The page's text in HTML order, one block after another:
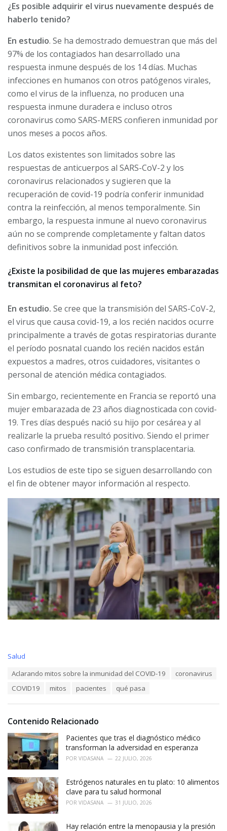
¿Es posible adquirir el virus nuevamente después de
haberlo tenido?
En estudio. Se ha demostrado demuestran que más del
97% de los contagiados han desarrollado una
respuesta inmune después de los 14 días. Muchas
infecciones en humanos con otros patógenos virales,
como el virus de la influenza, no producen una
respuesta inmune duradera e incluso otros
coronavirus como SARS-MERS confieren inmunidad por
unos meses a pocos años.
Los datos existentes son limitados sobre las
respuestas de anticuerpos al SARS-CoV-2 y los
coronavirus relacionados y sugieren que la
recuperación de covid-19 podría conferir inmunidad
contra la reinfección, al menos temporalmente. Sin
embargo, la respuesta inmune al nuevo coronavirus
aún no se comprende completamente y faltan datos
definitivos sobre la inmunidad post infección.
¿Existe la posibilidad de que las mujeres embarazadas
transmitan el coronavirus al feto?
En estudio. Se cree que la transmisión del SARS-CoV-2,
el virus que causa covid-19, a los recién nacidos ocurre
principalmente a través de gotas respiratorias durante
el período posnatal cuando los recién nacidos están
expuestos a madres, otros cuidadores, visitantes o
personal de atención médica contagiados.
Sin embargo, recientemente en Francia se reportó una
mujer embarazada de 23 años diagnosticada con covid-
19. Tres días después nació su hijo por cesárea y al
realizarle la prueba resultó positivo. Siendo el primer
caso confirmado de transmisión transplacentaria.
Los estudios de este tipo se siguen desarrollando con
el fin de obtener mayor información al respecto.
C
i
s
Salud
Aclarando mitos sobre la inmunidad del COVID-19
coronavirus
COVID19
mitos pacientes qué pasa
Contenido Relacionado
Pacientes que tras el diagnóstico médico
transforman la adversidad en esperanza
POR VIDASANA 22 JULIO, 2026
Estrógenos naturales en tu plato: 10 alimentos
clave para tu salud hormonal
POR VIDASANA 31 JULIO, 2026
Hay relación entre la menopausia y la presión